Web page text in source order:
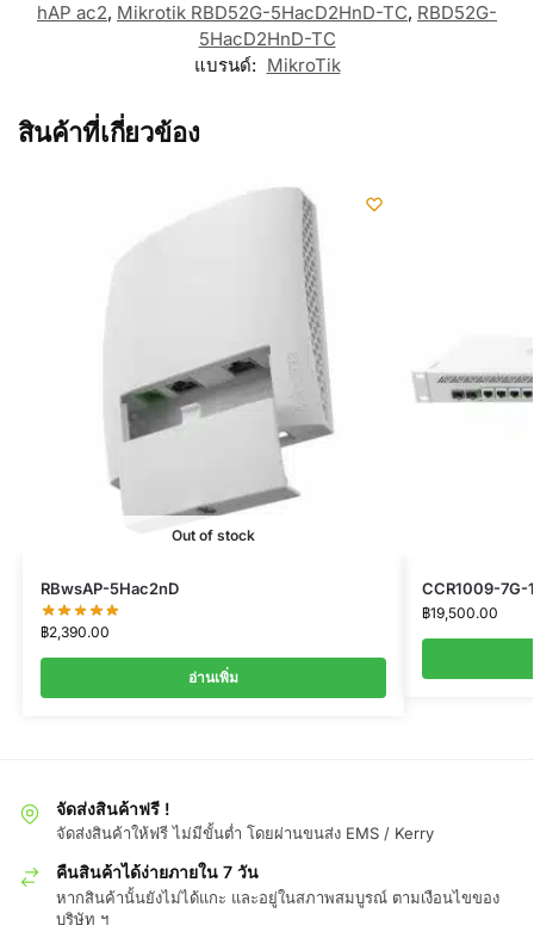
hAP ac2, Mikrotik RBD52G-5HacD2HnD-TC, RBD52G-
5HacD2HnD-TC
แบรนด์: MikroTik
สินค้าที่เกี่ยวข้อง
Out of stock
RBwsAP-5Hac2nD
฿2,390.00
อ่านเพิ่ม
CCR1009-7G-
฿19,500.00
จัดส่งสินค้าฟรี !
จัดส่งสินค้าให้ฟรี ไม่มีขั้นต่ำ โดยผ่านขนส่ง EMS / Kerry
คืนสินค้าได้ง่ายภายใน 7 วัน
หากสินค้านั้นยังไม่ได้แกะ และอยู่ในสภาพสมบูรณ์ ตามเงือนไขของ
บริษัท ฯ